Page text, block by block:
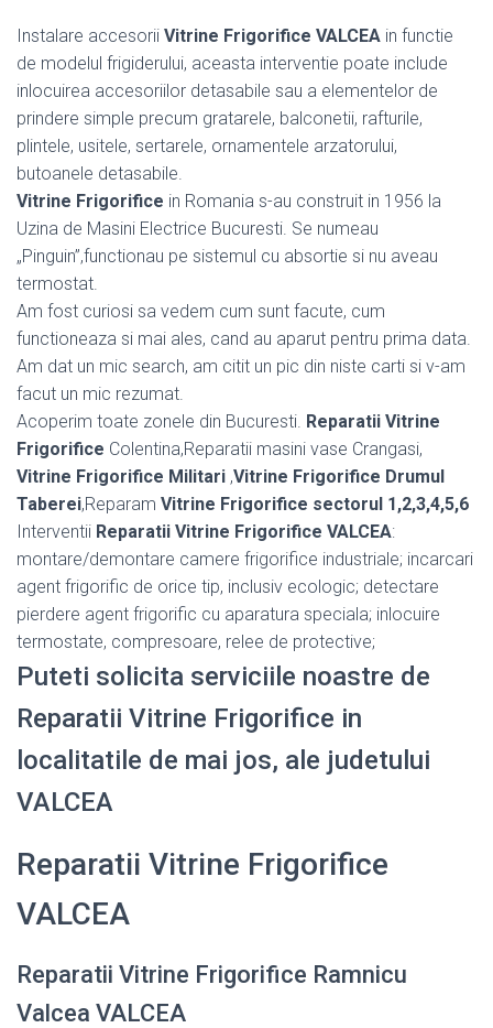
Instalare accesorii Vitrine Frigorifice VALCEA in functie
de modelul frigiderului, aceasta interventie poate include
inlocuirea accesoriilor detasabile sau a elementelor de
prindere simple precum gratarele, balconetii, rafturile,
plintele, usitele, sertarele, ornamentele arzatorului,
butoanele detasabile.
Vitrine Frigorifice in Romania s-au construit in 1956 la
Uzina de Masini Electrice Bucuresti. Se numeau
„Pinguin”,functionau pe sistemul cu absortie si nu aveau
termostat.
Am fost curiosi sa vedem cum sunt facute, cum
functioneaza si mai ales, cand au aparut pentru prima data.
Am dat un mic search, am citit un pic din niste carti si v-am
facut un mic rezumat.
Acoperim toate zonele din Bucuresti. Reparatii Vitrine
Frigorifice Colentina,Reparatii masini vase Crangasi,
Vitrine Frigorifice Militari ,Vitrine Frigorifice Drumul
Taberei,Reparam Vitrine Frigorifice sectorul 1,2,3,4,5,6
Interventii Reparatii Vitrine Frigorifice VALCEA:
montare/demontare camere frigorifice industriale; incarcari
agent frigorific de orice tip, inclusiv ecologic; detectare
pierdere agent frigorific cu aparatura speciala; inlocuire
termostate, compresoare, relee de protective;
Puteti solicita serviciile noastre de
Reparatii Vitrine Frigorifice in
localitatile de mai jos, ale judetului
VALCEA
Reparatii Vitrine Frigorifice
VALCEA
Reparatii Vitrine Frigorifice Ramnicu
Valcea VALCEA